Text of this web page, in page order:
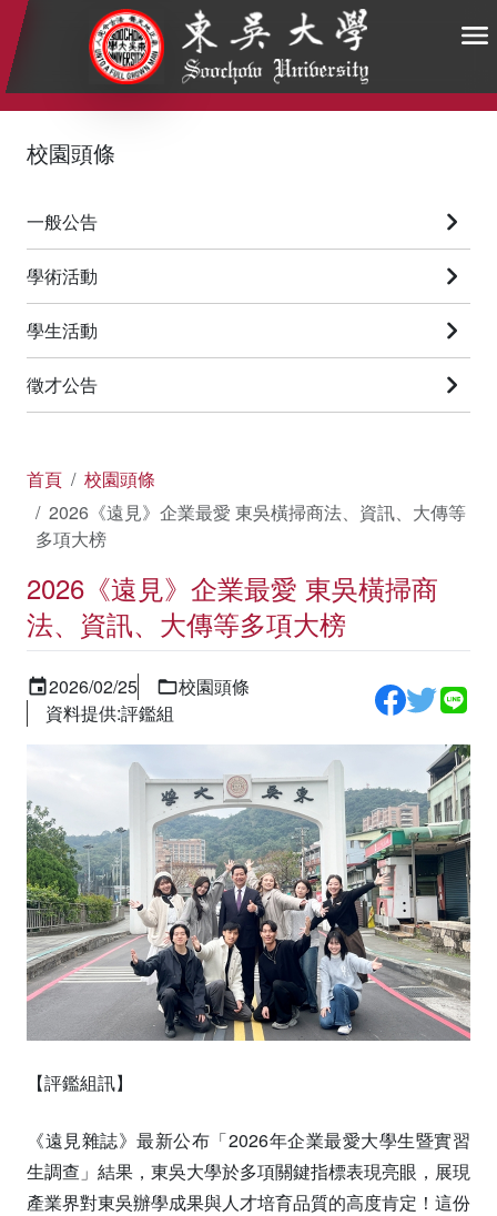
:::
校園頭條
一般公告
學術活動
學生活動
徵才公告
首頁
校園頭條
2026《遠見》企業最愛 東吳橫掃商法、資訊、大傳等
多項大榜
2026《遠見》企業最愛 東吳橫掃商
法、資訊、大傳等多項大榜
2026/02/25
校園頭條
資料提供:評鑑組
【評鑑組訊】
《遠見雜誌》最新公布「2026年企業最愛大學生暨實習
生調查」結果，東吳大學於多項關鍵指標表現亮眼，展現
產業界對東吳辦學成果與人才培育品質的高度肯定！這份